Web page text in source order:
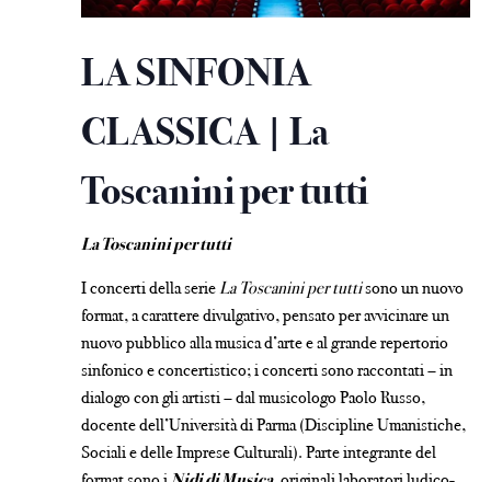
LA SINFONIA
CLASSICA | La
Toscanini per tutti
La Toscanini per tutti
I concerti della serieLa Toscanini per tuttisono un nuovo
format, a carattere divulgativo, pensato per avvicinare un
nuovo pubblico alla musica d’arte e al grande repertorio
sinfonico e concertistico; i concerti sono raccontati – in
dialogo con gli artisti – dal musicologo Paolo Russo,
docente dell’Università di Parma (Discipline Umanistiche,
Sociali e delle Imprese Culturali). Parte integrante del